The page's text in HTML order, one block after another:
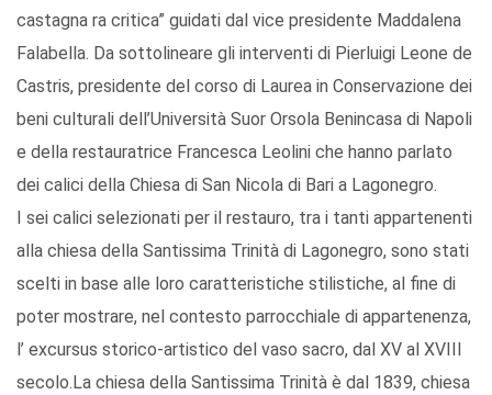
castagna ra critica” guidati dal vice presidente Maddalena
Falabella. Da sottolineare gli interventi di Pierluigi Leone de
Castris, presidente del corso di Laurea in Conservazione dei
beni culturali dell’Università Suor Orsola Benincasa di Napoli
e della restauratrice Francesca Leolini che hanno parlato
dei calici della Chiesa di San Nicola di Bari a Lagonegro.
I sei calici selezionati per il restauro, tra i tanti appartenenti
alla chiesa della Santissima Trinità di Lagonegro, sono stati
scelti in base alle loro caratteristiche stilistiche, al fine di
poter mostrare, nel contesto parrocchiale di appartenenza,
l’ excursus storico-artistico del vaso sacro, dal XV al XVIII
secolo.La chiesa della Santissima Trinità è dal 1839, chiesa